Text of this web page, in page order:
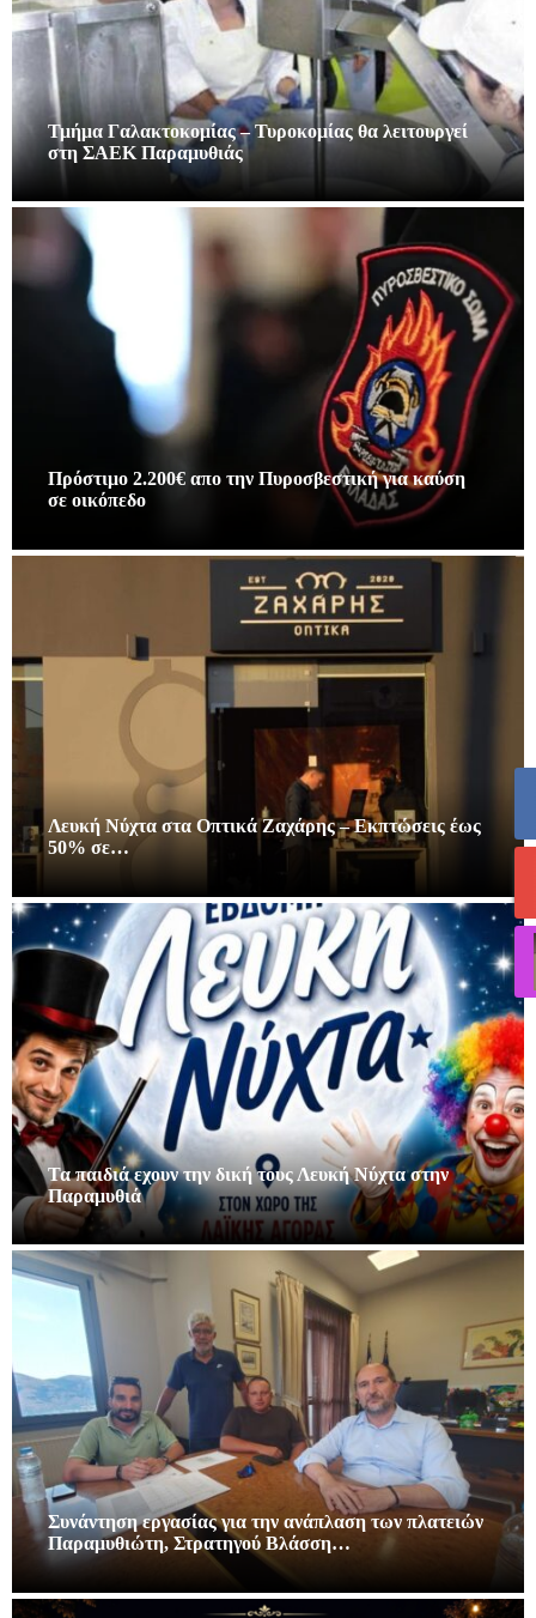
Τμήμα Γαλακτοκομίας – Τυροκομίας θα λειτουργεί
στη ΣΑΕΚ Παραμυθιάς
Πρόστιμο 2.200€ απο την Πυροσβεστική για καύση
σε οικόπεδο
Λευκή Νύχτα στα Οπτικά Ζαχάρης – Εκπτώσεις έως
50% σε…
Τα παιδιά εχουν την δική τους Λευκή Νύχτα στην
Παραμυθιά
Συνάντηση εργασίας για την ανάπλαση των πλατειών
Παραμυθιώτη, Στρατηγού Βλάσση…